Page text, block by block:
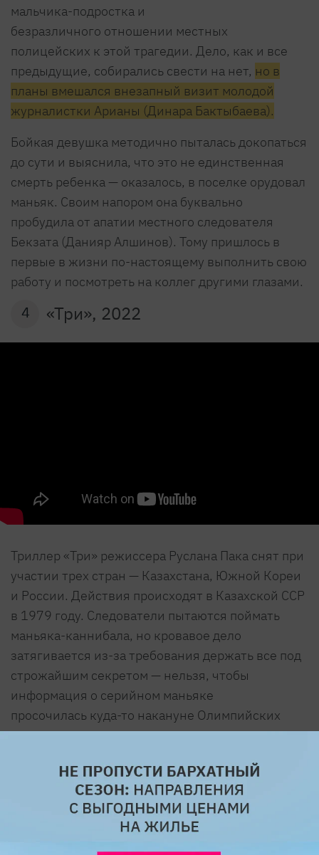
мальчика-подростка и
безразличного отношении местных
полицейских к этой трагедии. Дело, как и все
предыдущие, собирались свести на нет, но в
планы вмешался внезапный визит молодой
журналистки Арианы (Динара Бактыбаева).
Бойкая девушка методично пыталась докопаться
до сути и выяснила, что это не единственная
смерть ребенка — оказалось, в поселке орудовал
маньяк. Своим напором она буквально
пробудила от апатии местного следователя
Бекзата (Данияр Алшинов). Тому пришлось в
первые в жизни по-настоящему выполнить свою
работу и посмотреть на коллег другими глазами.
4 «Три», 2022
Триллер «Три» режиссера Руслана Пака снят при
участии трех стран — Казахстана, Южной Кореи
и России. Действия происходят в Казахской ССР
в 1979 году. Следователи пытаются поймать
маньяка-каннибала, но кровавое дело
затягивается из-за требования держать все под
строжайшим секретом — нельзя, чтобы
информация о серийном маньяке
просочилась куда-то накануне Олимпийских
игр.
История основана на реальных событиях.
Прототипом маньяка стал серийный убийца-
каннибал Николай Джумангалиев, также
известный как Железный клык. В 79-м году он